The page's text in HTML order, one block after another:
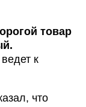
товар
к
что